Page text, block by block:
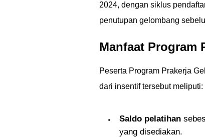
2024, dengan siklus
penutupan gelombang
Manfaat Program
Peserta Program Prakerja
dari insentif tersebut meliputi:
Saldo pelatihan
yang disediakan.